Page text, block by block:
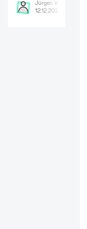
Jürgen Voss
12.12.2022